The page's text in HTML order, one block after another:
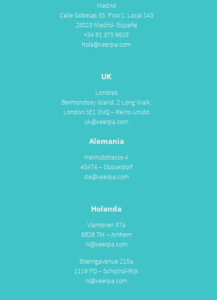
Madrid
Calle Gobelas 35, Piso 1, Local 143
28023 Madrid- España
+34 91 375 9628
hola@xeerpa.com
UK
Londres
Bermondsey Island, 2 Long Walk,
London SE1 3NQ – Reino Unido
uk@xeerpa.com
Alemania
Helmutstrasse 4
40474 – Düsseldorf
de@xeerpa.com
Holanda
Vlamoven 37a
6826 TM – Arnhem
nl@xeerpa.com
Boeingavenue 215a
1119 PD – Schiphol-Rijk
nl@xeerpa.com